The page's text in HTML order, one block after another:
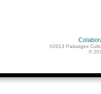
©2013 Paisatges
©